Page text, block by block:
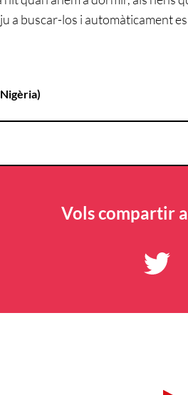
a buscar-los i automàticament
Vols compartir